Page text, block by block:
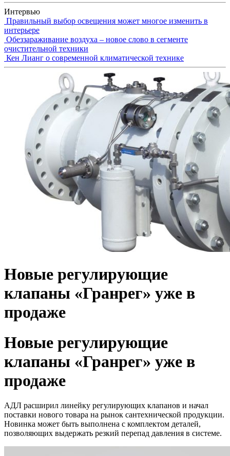
Интервью
Правильный выбор освещения может многое изменить в
интерьере
Обеззараживание воздуха – новое слово в сегменте
очистительной техники
Кен Лианг о современной климатической технике
Новые регулирующие
клапаны «Гранрег» уже в
продаже
Новые регулирующие
клапаны «Гранрег» уже в
продаже
АДЛ расширил линейку регулирующих клапанов и начал
поставки нового товара на рынок сантехнической продукции.
Новинка может быть выполнена с комплектом деталей,
позволяющих выдержать резкий перепад давления в системе.